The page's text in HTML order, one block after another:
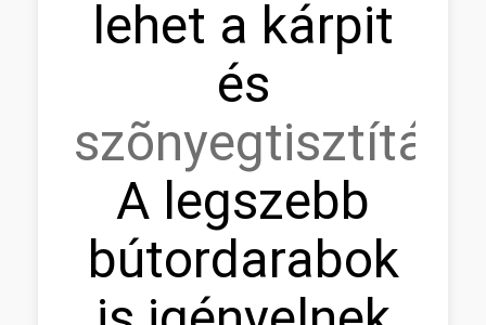
lehet a kárpit
és
szõnyegtisztítás.
A legszebb
bútordarabok